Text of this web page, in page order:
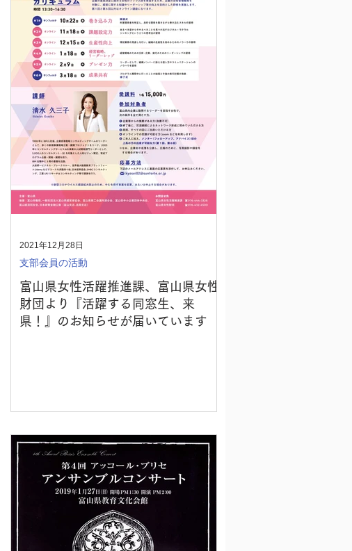
富山県女性活躍推進課、富山県女性
財団より『活躍する同窓生、来
県！』のお知らせが届いています
支部会員の活動
2021年12月28日